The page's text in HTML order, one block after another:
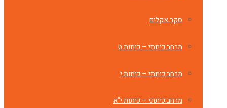
סקר אקלים
מרחב כיתתי – כיתות ט
מרחב כיתתי – כיתות י
מרחב כיתתי – כיתות י"א